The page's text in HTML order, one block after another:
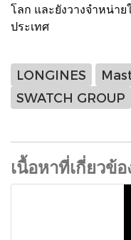
โลก และยังวางจำหน่าย
ประเทศ
LONGINES
SWATCH GROUP
เนื้อหาที่เกี่ยวข้อ